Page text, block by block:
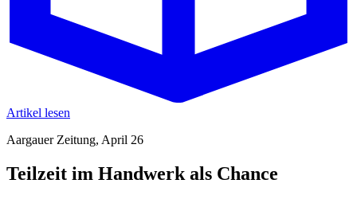
Artikel lesen
Aargauer Zeitung, April 26
Teilzeit im Handwerk als Chance